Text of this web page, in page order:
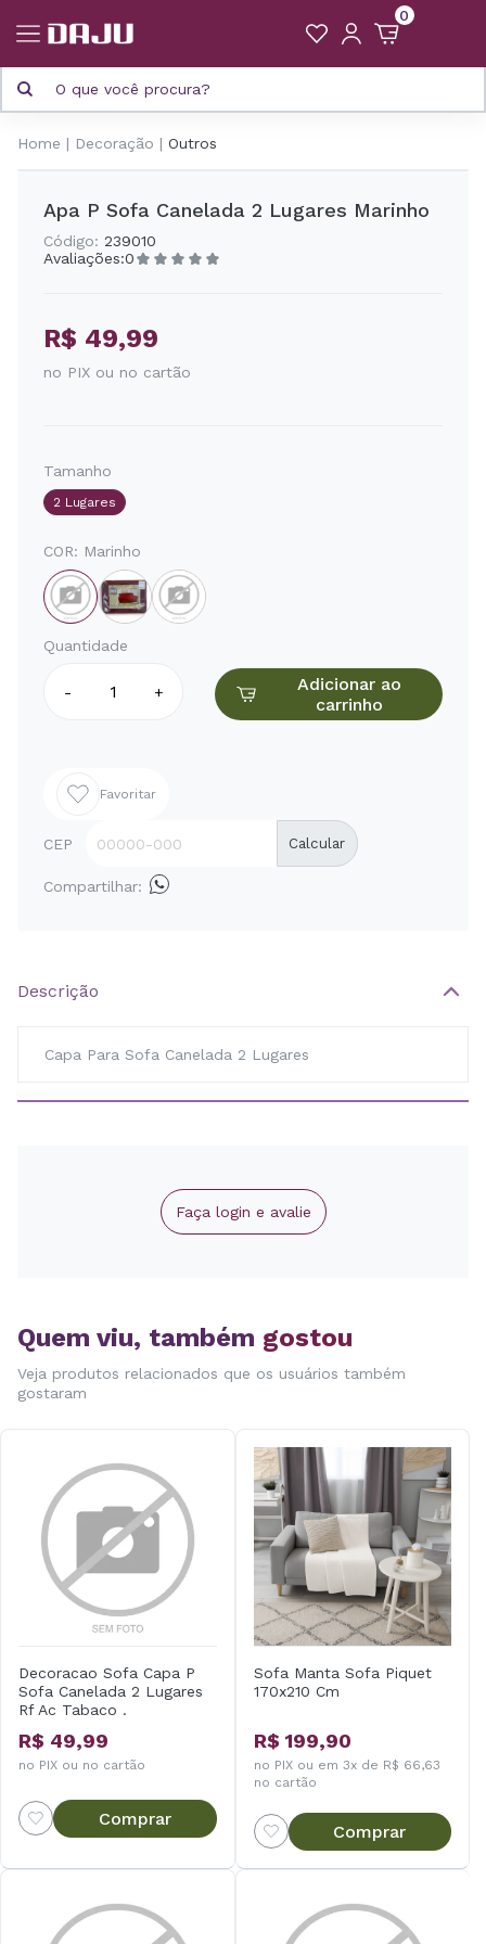
0
Home Decoração Outros
Apa P Sofa Canelada 2 Lugares Marinho
Código: 239010
Avaliações:0
R$ 49,99
no PIX ou no cartão
Tamanho
2 Lugares
COR: Marinho
Quantidade
- +
Adicionar ao
carrinho
Favoritar
CEP Calcular
Compartilhar:
Descrição
Capa Para Sofa Canelada 2 Lugares
Faça login e avalie
Quem viu, também gostou
Veja produtos relacionados que os usuários também
gostaram
Decoracao Sofa Capa P
Sofa Canelada 2 Lugares
Rf Ac Tabaco .
R$ 49,99
no PIX ou no cartão
Comprar
Sofa Manta Sofa Piquet
170x210 Cm
R$ 199,90
no PIX ou em 3x de R$ 66,63
no cartão
Comprar